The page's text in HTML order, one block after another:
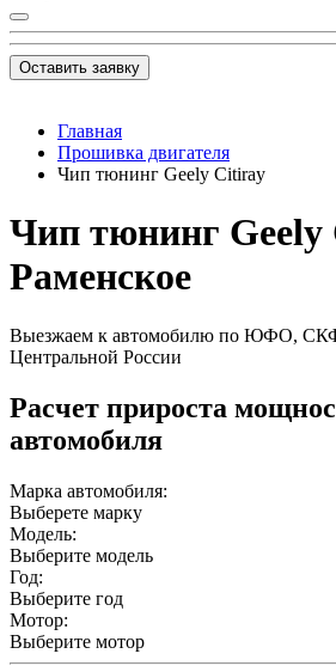
Оставить заявку
Главная
Прошивка двигателя
Чип тюнинг Geely Citiray
Чип тюнинг Geely
Раменское
Выезжаем к автомобилю по ЮФО,
Центральной России
Расчет прироста
автомобиля
Марка автомобиля:
Выберете марку
Модель:
Выберите модель
Год:
Выберите год
Мотор:
Выберите мотор